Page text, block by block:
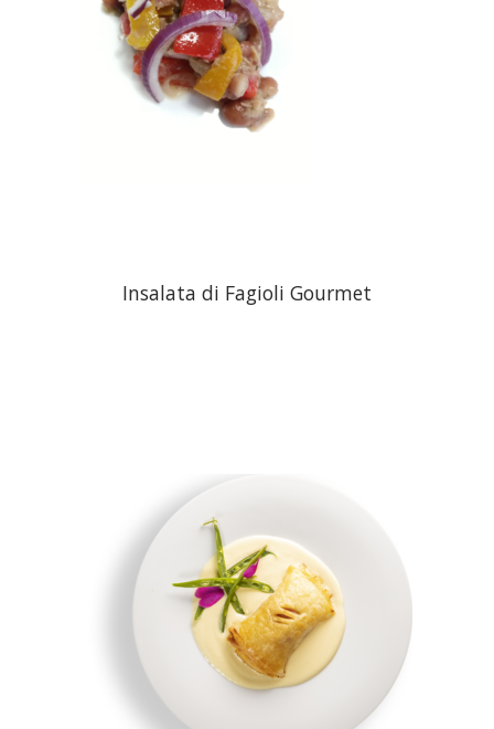
Insalata di Fagioli Gourmet